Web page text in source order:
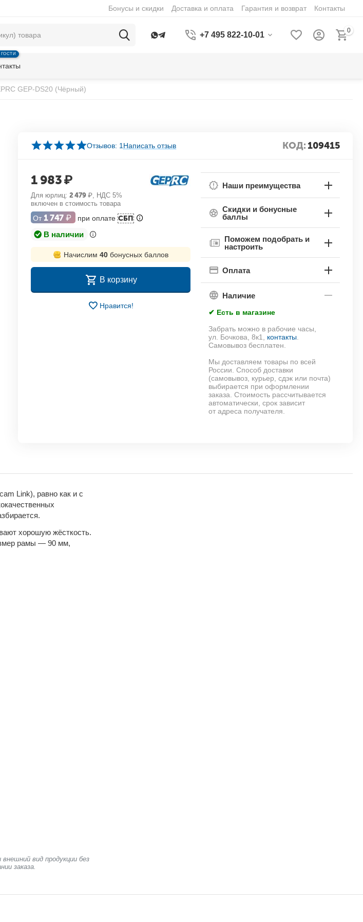
Бонусы и скидки Доставка и оплата Гарантия и возврат Контакты
+7 495 822-10-01 0
ГОСТИ
GEP-DS20 (Чёрный)
Отзывов: 1 Написать отзыв КОД:109415
1 983₽
Для юрлиц: 2 479 ₽, НДС 5%
включен в стоимость товара
От 1 747 ₽ при оплате СБП
В наличии
Начислим 40бонусных баллов
В корзину
Нравится!
Наши преимущества
Скидки и бонусные
баллы
Поможем подобрать и
настроить
Оплата
Наличие
✔ Есть в магазине
Забрать можно в рабочие часы,
ул. Бочкова, 8к1, контакты
Самовывоз бесплатен.
Мы доставляем товары по всей
России. Способ доставки
(самовывоз, курьер, сдэк или почта)
выбирается при оформлении
заказа. Стоимость рассчитывается
автоматически, срок зависит
от адреса получателя.
Link), равно как и с
хорошую жёсткость.
рамы — 90 мм,
вид продукции без
заказа.